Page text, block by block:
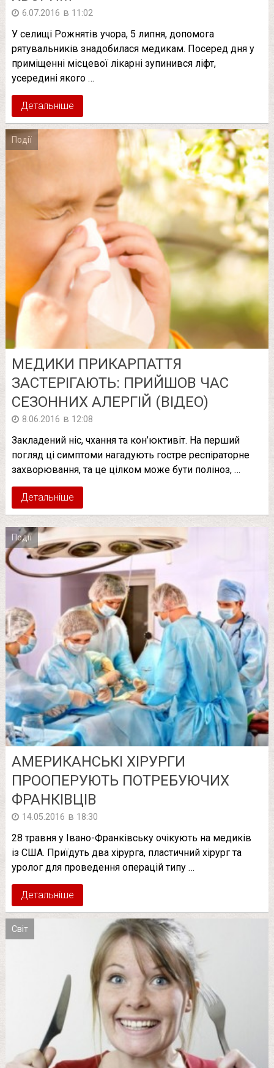
6.07.2016 в 11:02
У селищі Рожнятів учора, 5 липня, допомога
рятувальників знадобилася медикам. Посеред дня у
приміщенні місцевої лікарні зупинився ліфт,
усередині якого …
Детальніше
Події
МЕДИКИ ПРИКАРПАТТЯ
ЗАСТЕРІГАЮТЬ: ПРИЙШОВ ЧАС
СЕЗОННИХ АЛЕРГІЙ (ВІДЕО)
8.06.2016 в 12:08
Закладений ніс, чхання та кон’юктивіт. На перший
погляд ці симптоми нагадують гостре респіраторне
захворювання, та це цілком може бути поліноз, …
Детальніше
Події
АМЕРИКАНСЬКІ ХІРУРГИ
ПРООПЕРУЮТЬ ПОТРЕБУЮЧИХ
ФРАНКІВЦІВ
14.05.2016 в 18:30
28 травня у Івано-Франківську очікують на медиків
із США. Приїдуть два хірурга, пластичний хірург та
уролог для проведення операцій типу …
Детальніше
Світ